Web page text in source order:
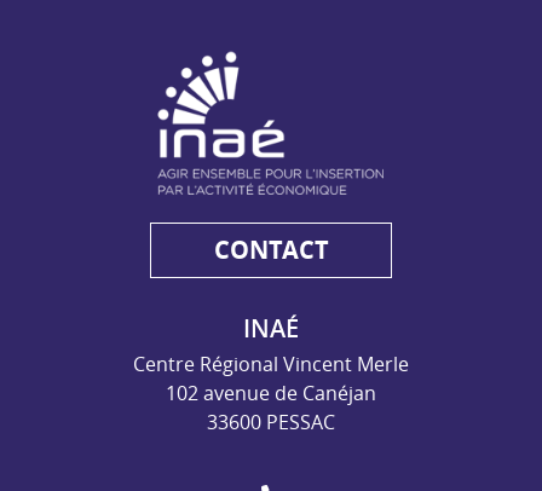
- Agir ensemble pour l'insertion par l'activité
CONTACT
INAÉ
Centre Régional Vincent Merle
102 avenue de Canéjan
33600 PESSAC